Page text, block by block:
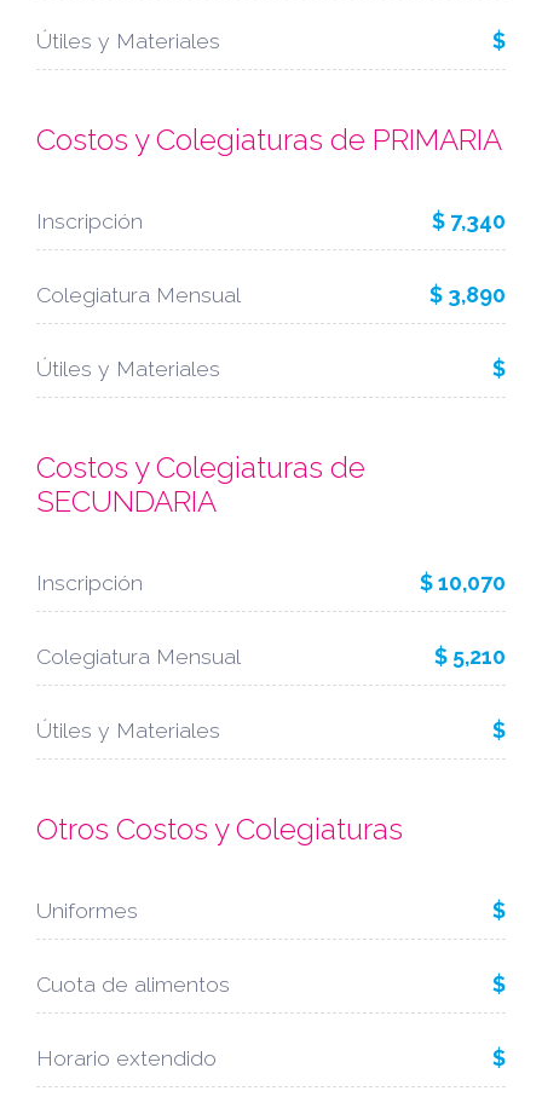
Útiles y Materiales $
Costos y Colegiaturas de PRIMARIA
Inscripción $ 7,340
Colegiatura Mensual $ 3,890
Útiles y Materiales $
Costos y Colegiaturas de
SECUNDARIA
Inscripción $ 10,070
Colegiatura Mensual $ 5,210
Útiles y Materiales $
Otros Costos y Colegiaturas
Uniformes $
Cuota de alimentos $
Horario extendido $